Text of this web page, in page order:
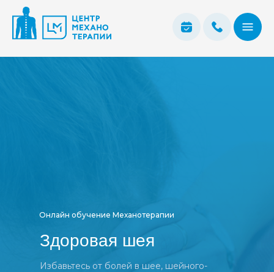
Здоровая шея
Избавьтесь от болей в шее, шейного-
Онлайн обучение Механотерапии